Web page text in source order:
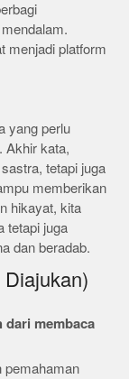
menjadi platform
yang perlu
Akhir kata,
tetapi juga
memberikan
hikayat, kita
tetapi juga
dan beradab.
dari membaca
pemahaman